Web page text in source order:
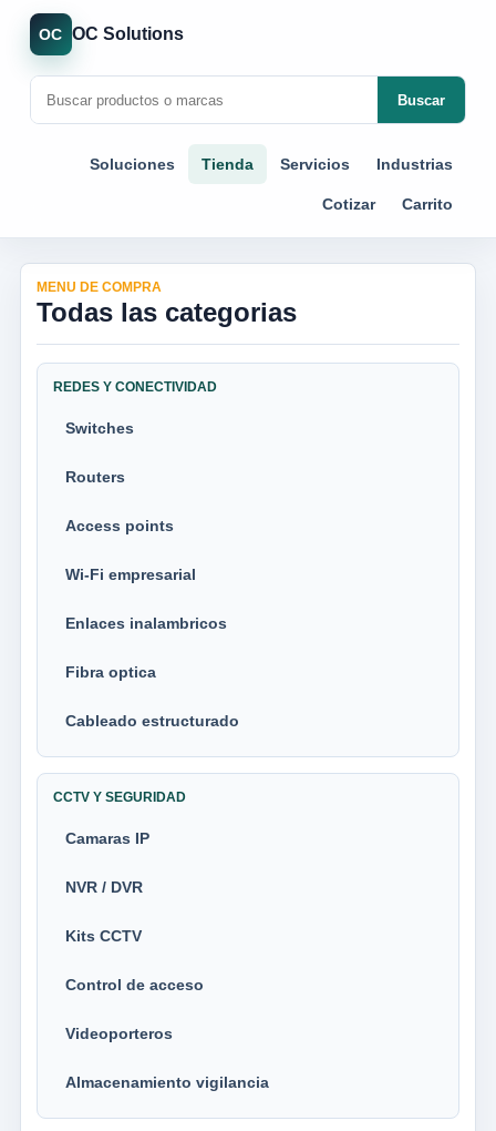
OC OC Solutions
Buscar
Soluciones Tienda Servicios Industrias
Cotizar Carrito
MENU DE COMPRA
Todas las categorias
REDES Y CONECTIVIDAD
Switches
Routers
Access points
Wi-Fi empresarial
Enlaces inalambricos
Fibra optica
Cableado estructurado
CCTV Y SEGURIDAD
Camaras IP
NVR / DVR
Kits CCTV
Control de acceso
Videoporteros
Almacenamiento vigilancia